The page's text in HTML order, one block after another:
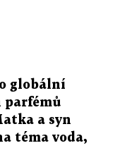
globální
parfémů
a syn
téma voda,